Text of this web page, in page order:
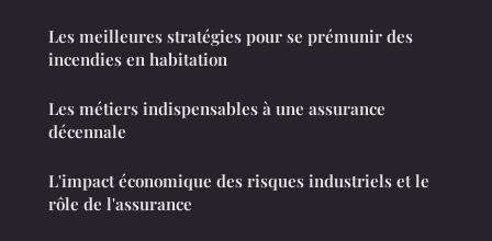
Les meilleures stratégies pour se prémunir des
incendies en habitation
Les métiers indispensables à une assurance
décennale
L'impact économique des risques industriels et le
rôle de l'assurance